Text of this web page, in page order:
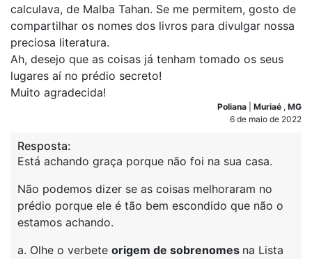
calculava, de Malba Tahan. Se me permitem, gosto de
compartilhar os nomes dos livros para divulgar nossa
preciosa literatura.
Ah, desejo que as coisas já tenham tomado os seus
lugares aí no prédio secreto!
Muito agradecida!
Poliana Muriaé , MG
6 de maio de 2022
Resposta:
Está achando graça porque não foi na sua casa.
Não podemos dizer se as coisas melhoraram no
prédio porque ele é tão bem escondido que não o
estamos achando.
a. Olhe o verbete origem de sobrenomes na Lista